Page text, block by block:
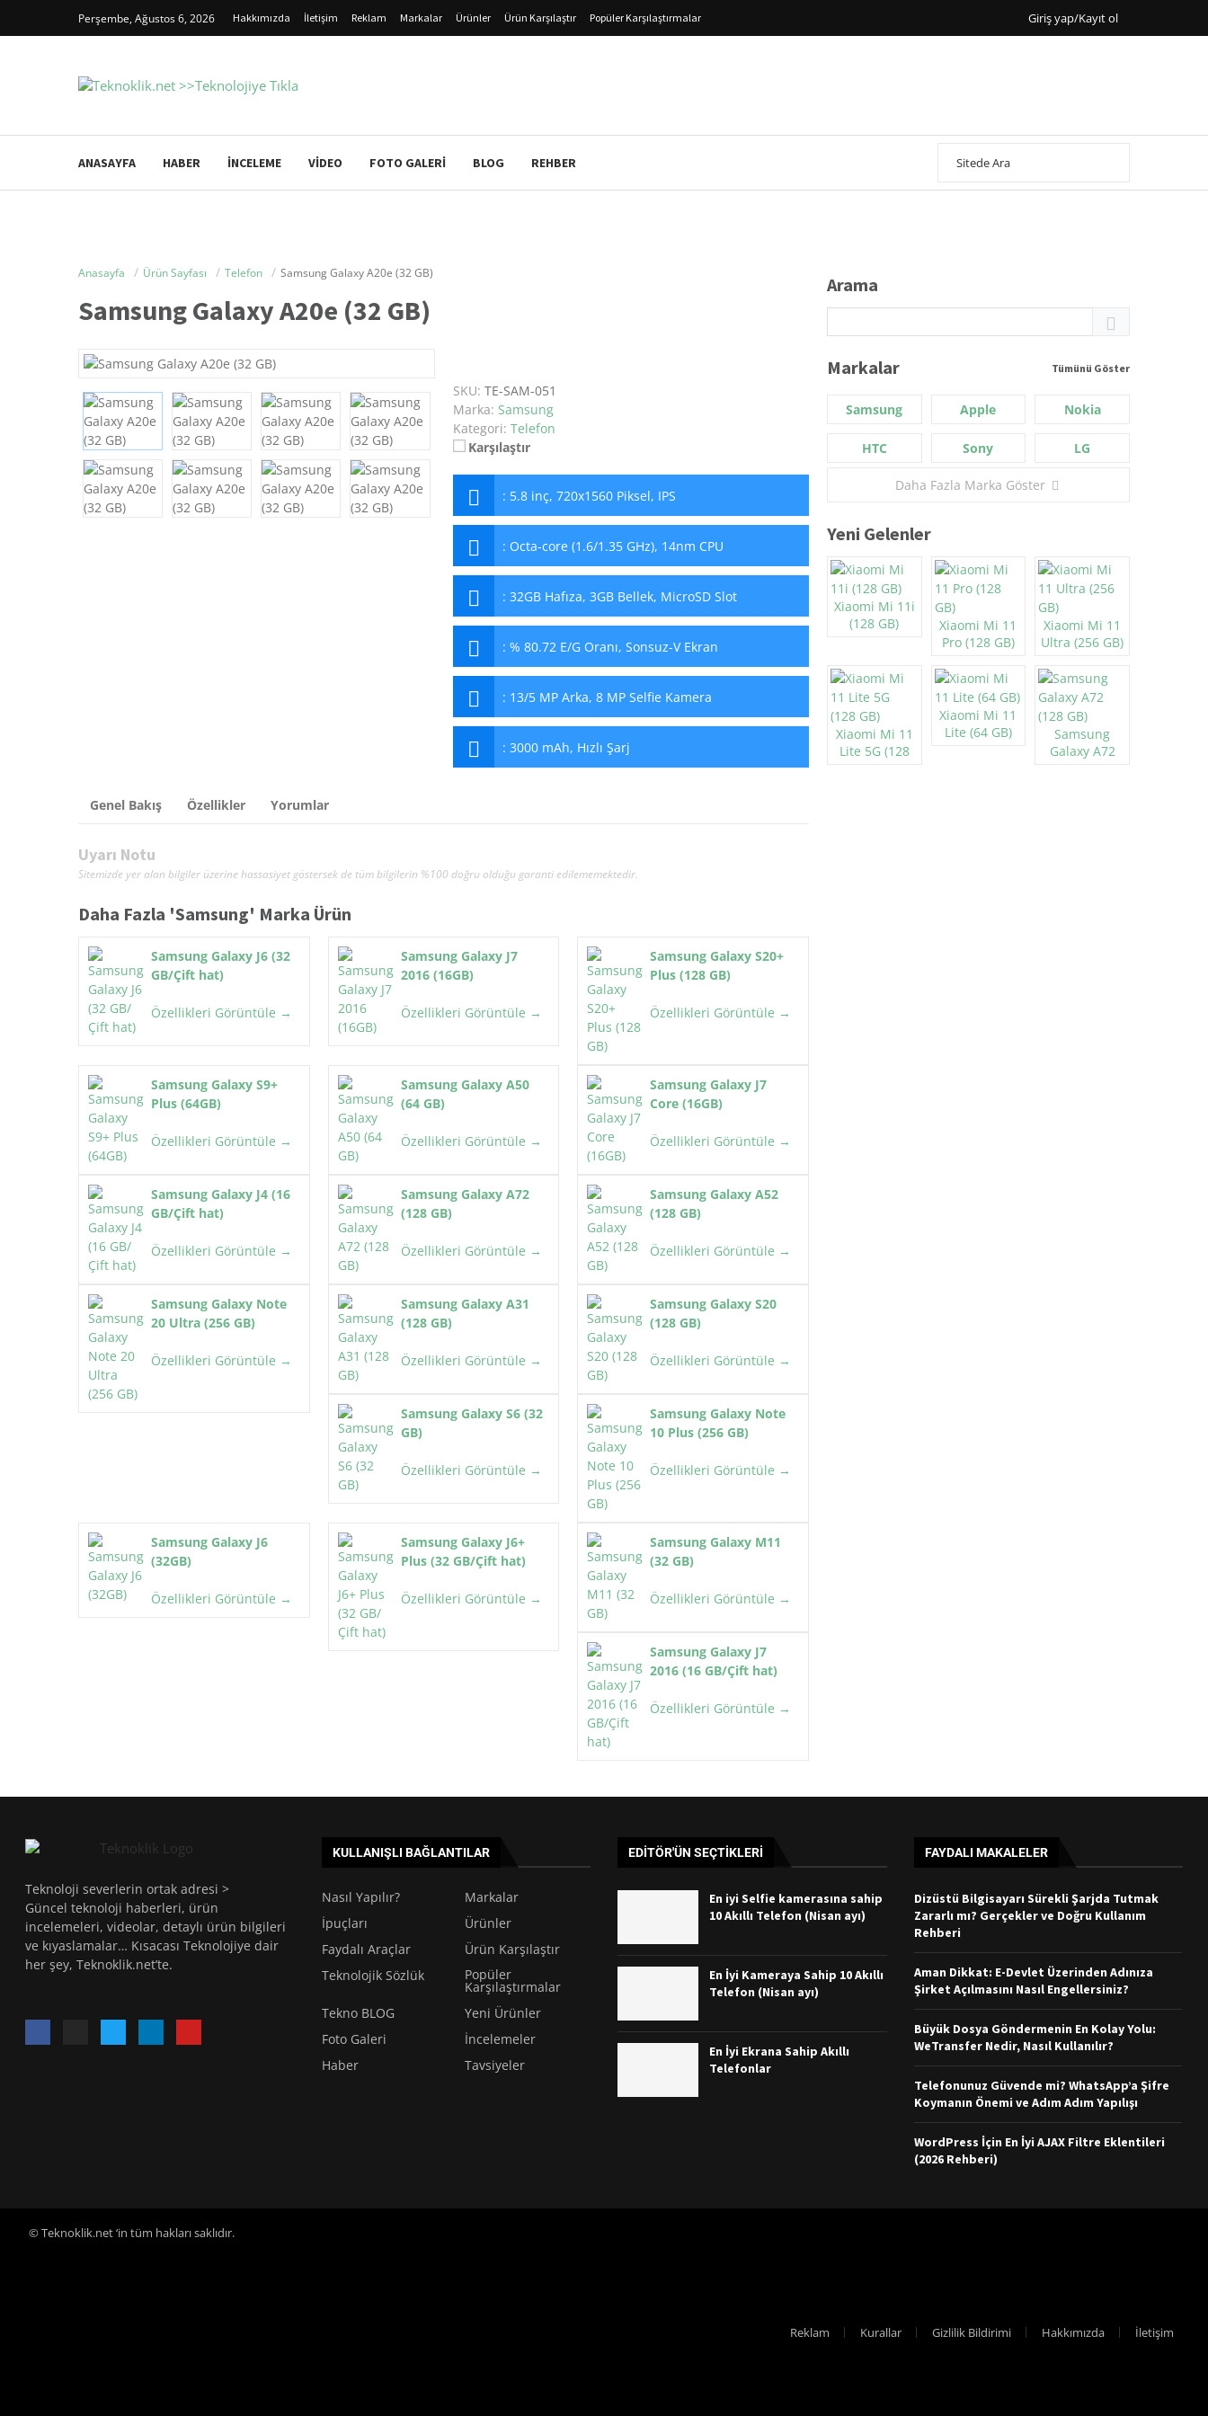
Perşembe, Ağustos 6, 2026 Hakkımızda İletişim Reklam Markalar Ürünler Ürün Karşılaştır Popüler Karşılaştırmalar Giriş yap/Kayıt ol
ANASAYFA HABER İNCELEME VIDEO FOTO GALERI BLOG REHBER
Anasayfa Ürün Sayfası Telefon Samsung Galaxy A20e (32 GB)
Samsung Galaxy A20e (32 GB)
SKU: TE-SAM-051
Marka: Samsung
Kategori: Telefon
Karşılaştır
: 5.8 inç, 720x1560 Piksel, IPS
: Octa-core (1.6/1.35 GHz), 14nm CPU
: 32GB Hafıza, 3GB Bellek, MicroSD Slot
: % 80.72 E/G Oranı, Sonsuz-V Ekran
: 13/5 MP Arka, 8 MP Selfie Kamera
: 3000 mAh, Hızlı Şarj
Genel Bakış Özellikler Yorumlar
Uyarı Notu
Sitemizde yer alan bilgiler üzerine hassasiyet göstersek de tüm bilgilerin %100 doğru olduğu garanti edilememektedir.
Daha Fazla 'Samsung' Marka Ürün
Samsung Galaxy J6 (32
GB/Çift hat)
Özellikleri Görüntüle →
Samsung Galaxy J7
2016 (16GB)
Özellikleri Görüntüle →
Samsung Galaxy S20+
Plus (128 GB)
Özellikleri Görüntüle →
Samsung Galaxy S9+
Plus (64GB)
Özellikleri Görüntüle →
Samsung Galaxy A50
(64 GB)
Özellikleri Görüntüle →
Samsung Galaxy J7
Core (16GB)
Özellikleri Görüntüle →
Samsung Galaxy J4 (16
GB/Çift hat)
Özellikleri Görüntüle →
Samsung Galaxy A72
(128 GB)
Özellikleri Görüntüle →
Samsung Galaxy A52
(128 GB)
Özellikleri Görüntüle →
Samsung Galaxy Note
20 Ultra (256 GB)
Özellikleri Görüntüle →
Samsung Galaxy A31
(128 GB)
Özellikleri Görüntüle →
Samsung Galaxy S20
(128 GB)
Özellikleri Görüntüle →
Samsung Galaxy S6 (32
GB)
Özellikleri Görüntüle →
Samsung Galaxy Note
10 Plus (256 GB)
Özellikleri Görüntüle →
Samsung Galaxy J6
(32GB)
Özellikleri Görüntüle →
Samsung Galaxy J6+
Plus (32 GB/Çift hat)
Özellikleri Görüntüle →
Samsung Galaxy M11
(32 GB)
Özellikleri Görüntüle →
Samsung Galaxy J7
2016 (16 GB/Çift hat)
Özellikleri Görüntüle →
Arama
Markalar Tümünü Göster
Samsung Apple Nokia
HTC Sony LG
Daha Fazla Marka Göster
Yeni Gelenler
Xiaomi Mi 11i
(128 GB)
Xiaomi Mi 11
Pro (128 GB)
Xiaomi Mi 11
Ultra (256 GB)
Xiaomi Mi 11
Lite 5G (128
Xiaomi Mi 11
Lite (64 GB)
Samsung
Galaxy A72
Teknoloji severlerin ortak adresi >
Güncel teknoloji haberleri, ürün
incelemeleri, videolar, detaylı ürün bilgileri
ve kıyaslamalar… Kısacası Teknolojiye dair
her şey, Teknoklik.net’te.
KULLANIŞLI BAĞLANTILAR
Nasıl Yapılır?
Markalar
İpuçları
Ürünler
Faydalı Araçlar
Ürün Karşılaştır
Teknolojik Sözlük
Popüler
Karşılaştırmalar
Tekno BLOG
Yeni Ürünler
Foto Galeri
İncelemeler
Haber
Tavsiyeler
EDITÖR'ÜN SEÇTIKLERI
En iyi Selfie kamerasına sahip
10 Akıllı Telefon (Nisan ayı)
En İyi Kameraya Sahip 10 Akıllı
Telefon (Nisan ayı)
En İyi Ekrana Sahip Akıllı
Telefonlar
FAYDALI MAKALELER
Dizüstü Bilgisayarı Sürekli Şarjda Tutmak
Zararlı mı? Gerçekler ve Doğru Kullanım
Rehberi
Aman Dikkat: E-Devlet Üzerinden Adınıza
Şirket Açılmasını Nasıl Engellersiniz?
Büyük Dosya Göndermenin En Kolay Yolu:
WeTransfer Nedir, Nasıl Kullanılır?
Telefonunuz Güvende mi? WhatsApp’a Şifre
Koymanın Önemi ve Adım Adım Yapılışı
WordPress İçin En İyi AJAX Filtre Eklentileri
(2026 Rehberi)
© Teknoklik.net ‘in tüm hakları saklıdır.
Reklam Kurallar Gizlilik Bildirimi Hakkımızda İletişim